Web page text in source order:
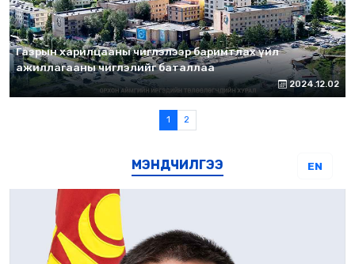
Газрын харилцааны чиглэлээр баримтлах үйл
ажиллагааны чиглэлийг баталлаа
2024.12.02
1 2
МЭНДЧИЛГЭЭ EN